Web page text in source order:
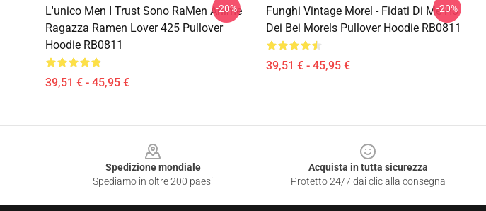
L'unico Men I Trust Sono RaMen Anime
Ragazza Ramen Lover 425 Pullover
Hoodie RB0811
39,51 € - 45,95 €
-20%
Funghi Vintage Morel - Fidati Di Me Ho
Dei Bei Morels Pullover Hoodie RB0811
39,51 € - 45,95 €
-20%
Spedizione mondiale
Spediamo in oltre 200 paesi
Acquista in tutta sicurezza
Protetto 24/7 dai clic alla consegna